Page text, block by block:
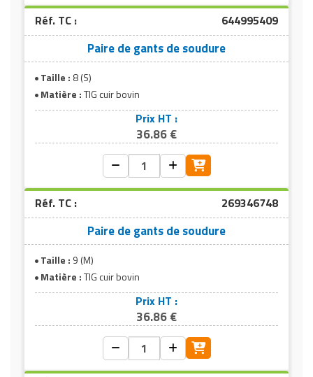
Réf. TC : 644995409
Paire de gants de soudure
Taille : 8 (S)
Matière :TIG cuir bovin
Prix HT :
36.86 €
Réf. TC : 269346748
Paire de gants de soudure
Taille : 9 (M)
Matière :TIG cuir bovin
Prix HT :
36.86 €